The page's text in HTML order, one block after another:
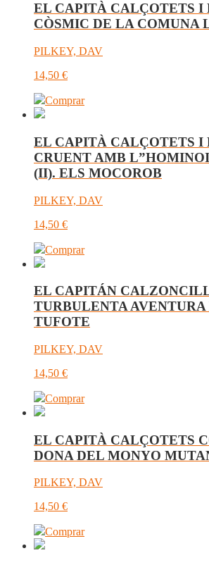
EL CAPITÀ CALÇOTETS I
CÒSMIC DE LA COMUNA
PILKEY, DAV
14,50 €
Comprar
EL CAPITÀ CALÇOTETS I
CRUENT AMB
(II). ELS MOCOROB
PILKEY, DAV
14,50 €
Comprar
EL CAPITÁN
TURBULENTA AVENTURA
TUFOTE
PILKEY, DAV
14,50 €
Comprar
EL CAPITÀ CALÇOTETS
DONA DEL MONYO
PILKEY, DAV
14,50 €
Comprar